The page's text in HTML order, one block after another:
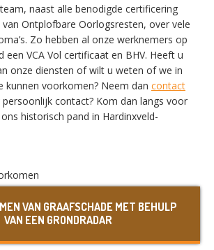
naast alle benodigde certificering
Ontplofbare Oorlogsresten, over vele
Zo hebben al onze werknemers op
een VCA Vol certificaat en BHV. Heeft u
onze diensten of wilt u weten of we in
kunnen voorkomen? Neem dan contact
contact? Kom dan langs voor
historisch pand in Hardinxveld-
VAN GRAAFSCHADE MET BEHULP
VAN EEN GRONDRADAR
THE LANGUAGE
Nederlands English